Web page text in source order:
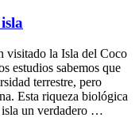
visitado la Isla del Coco
estudios sabemos que
terrestre, pero
Esta riqueza biológica
isla un verdadero …